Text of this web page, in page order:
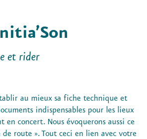
et rider
au mieux sa fiche technique et
indispensables pour les lieux
en concert. Nous évoquerons aussi ce
de route ». Tout ceci en lien avec votre